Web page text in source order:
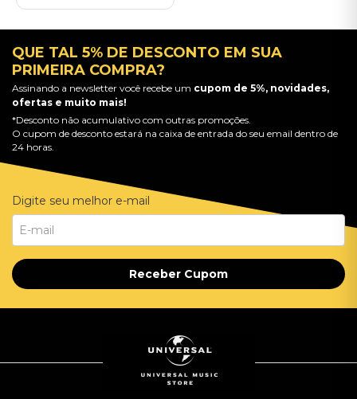
QUE TAL 5% DE DESCONTO EM SUA
PRIMEIRA COMPRA?
Assinando a newsletter você recebe um cupom de 5%, novidades,
ofertas e muito mais!
*Desconto não acumulativo com outras promoções.
O cupom de desconto estará na caixa de entrada do seu email dentro de
24 horas.
Digite seu melhor e-mail
Receber Cupom